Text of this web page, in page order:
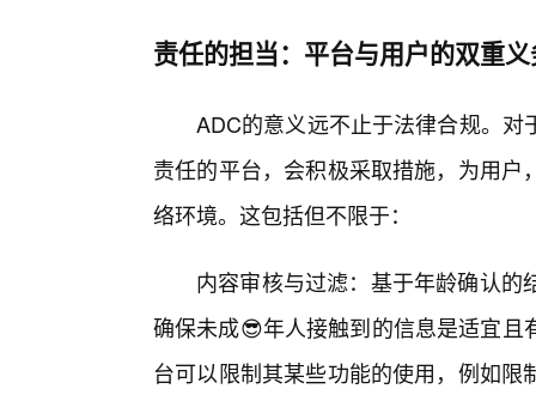
责任的担当：平台与用户的双重
ADC的意义远不止于法律合规。
责任的平台，会积极采取措施，为用
络环境。这包括但不限于：
内容审核与过滤：基于年龄确认
确保未成😎年人接触到的信息是适宜
台可以限制其某些功能的使用，例如